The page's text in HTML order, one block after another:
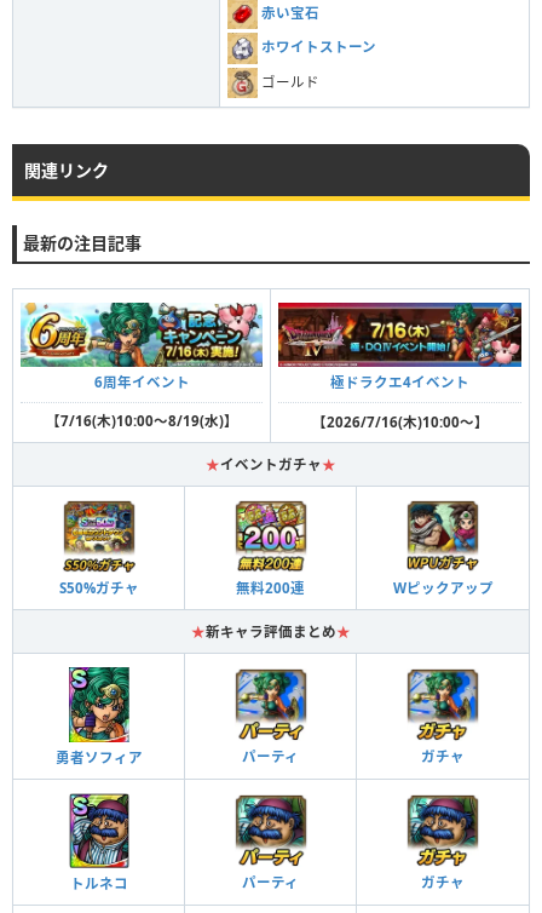
赤い宝石
ホワイトストーン
ゴールド
関連リンク
最新の注目記事
6周年イベント
【7/16(木)10:00～8/19(水)】
極ドラクエ4イベント
【2026/7/16(木)10:00～】
★イベントガチャ ★
S50%ガチャ 無料200連 Wピックアップ
★新キャラ評価まとめ★
勇者ソフィア パーティ ガチャ
トルネコ パーティ ガチャ